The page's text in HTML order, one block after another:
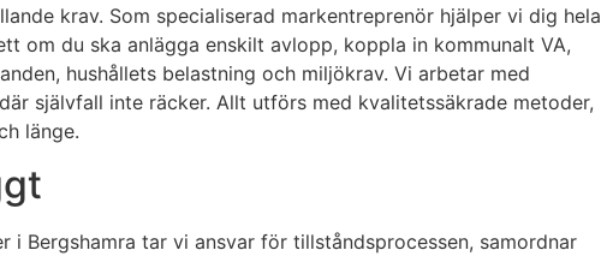
krav. Som specialiserad markentreprenör hjälper vi dig hela
om du ska anlägga enskilt avlopp, koppla in kommunalt VA,
hushållets belastning och miljökrav. Vi arbetar med
självfall inte räcker. Allt utförs med kvalitetssäkrade metoder,
länge.
Bergshamra tar vi ansvar för tillståndsprocessen, samordnar